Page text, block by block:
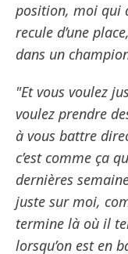
position, moi qui
recule d’une
dans un
"Et vous voulez
voulez prendre
à vous battre
c’est comme ça
dernières
juste sur moi,
termine là où il
lorsqu’on est en